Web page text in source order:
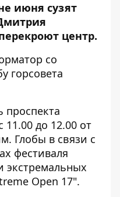
июня сузят
центр.
со
горсовета
проспекта
до 12.00 от
Глобы в связи с
фестиваля
экстремальных
Open 17".